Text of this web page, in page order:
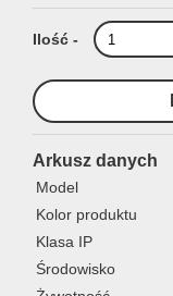
Ilość -
Arkusz danych
Model
Kolor produktu
Klasa IP
Środowisko